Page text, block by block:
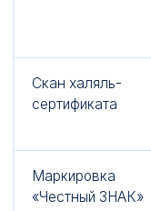
Скан халяль-
сертификата
Маркировка
«Честный ЗНАК»